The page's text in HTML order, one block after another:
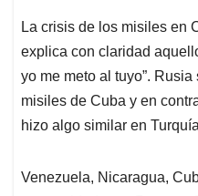
La crisis de los misiles en
explica con claridad
yo me meto al tuyo”.
misiles de Cuba y en
hizo algo similar en
Venezuela, Nicaragua,